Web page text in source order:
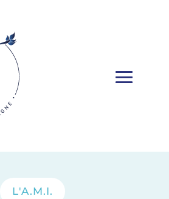
L'A.M.I.